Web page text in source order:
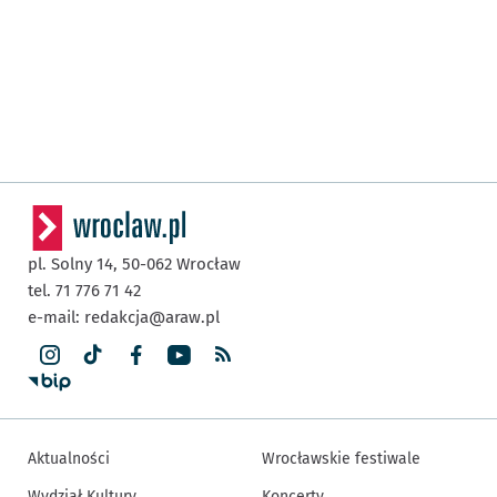
pl. Solny 14, 50-062 Wrocław
tel. 71 776 71 42
e-mail: redakcja@araw.pl
Aktualności
Wrocławskie festiwale